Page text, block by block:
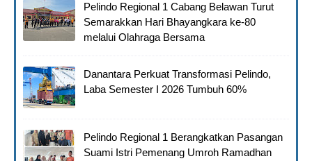
Pelindo Regional 1 Cabang Belawan Turut
Semarakkan Hari Bhayangkara ke-80
melalui Olahraga Bersama
Danantara Perkuat Transformasi Pelindo,
Laba Semester I 2026 Tumbuh 60%
Pelindo Regional 1 Berangkatkan Pasangan
Suami Istri Pemenang Umroh Ramadhan